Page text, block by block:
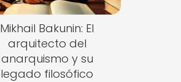
Mikhail Bakunin: El
arquitecto del
anarquismo y su
legado filosófico